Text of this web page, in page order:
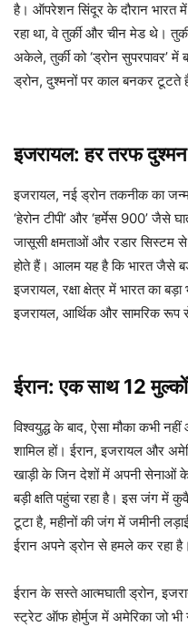
है। ऑपरेशन सिंदूर के दौरान भारत
रहा था, वे तुर्की और चीन मेड थे।
अकेले, तुर्की को ‘ड्रोन सुपरपावर’
ड्रोन, दुश्मनों पर काल बनकर टूटते
इजरायल: हर तरफ
इजरायल, नई ड्रोन तकनीक का
‘हेरोन टीपी’ और ‘हर्मेस 900’ जैसे
जासूसी क्षमताओं और रडार सिस्टम
होते हैं। आलम यह है कि भारत जैसे
इजरायल, रक्षा क्षेत्र में भारत का
इजरायल, आर्थिक और सामरिक
ईरान: एक साथ 12
विश्वयुद्ध के बाद, ऐसा मौका कभी
शामिल हों। ईरान, इजरायल और
खाड़ी के जिन देशों में अपनी सेनाओं
बड़ी क्षति पहुंचा रहा है। इस जंग में
टूटा है, महीनों की जंग में जमीनी
ईरान अपने ड्रोन से हमले कर रहा है।
ईरान के सस्ते आत्मघाती ड्रोन,
स्ट्रेट ऑफ होर्मुज में अमेरिका जो भी